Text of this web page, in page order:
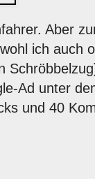
Aber
ich auch
Ad unter
und 40